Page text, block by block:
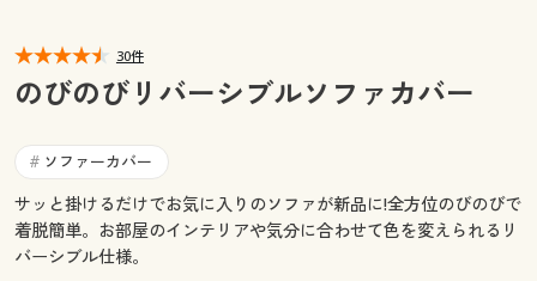
マイページ
閲覧履歴
お気に入り
サポート
閲覧履歴
サポート
ご利用ガイド
30件
のびのびリバーシブルソファカバー
# ソファーカバー
サッと掛けるだけでお気に入りのソファが新品に!全方位のびのびで
着脱簡単。お部屋のインテリアや気分に合わせて色を変えられるリ
バーシブル仕様。